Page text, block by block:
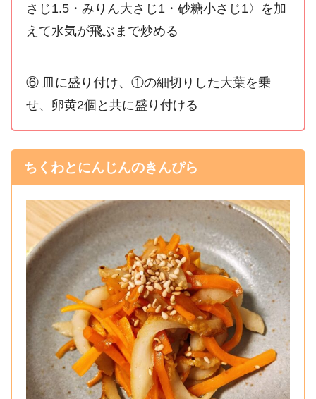
さじ1.5・みりん大さじ1・砂糖小さじ1〉を加
えて水気が飛ぶまで炒める
⑥ 皿に盛り付け、①の細切りした大葉を乗
せ、卵黄2個と共に盛り付ける
ちくわとにんじんのきんぴら